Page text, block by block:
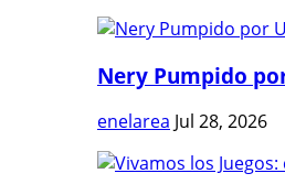
Nery Pumpido
enelarea Jul 28, 2026